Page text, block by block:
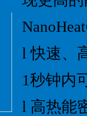
l 快速、
1秒钟内
l 高热能